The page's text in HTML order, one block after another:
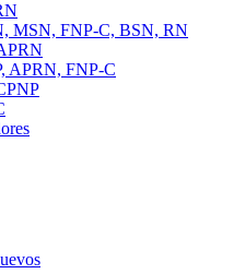
MSN, FNP-C, BSN, RN
APRN, FNP-C